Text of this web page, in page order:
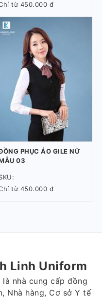
từ 450.000 đ
PHỤC ÁO GILE NỮ
03
từ 450.000 đ
Linh Uniform
nhà cung cấp đồng
Nhà hàng, Cơ sở Y tế